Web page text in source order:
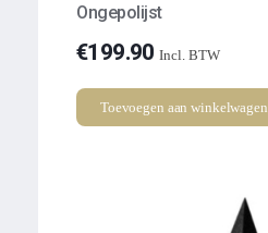
Ongepolijst
€199.90 Incl. BTW
Toevoegen aan winkelwagen